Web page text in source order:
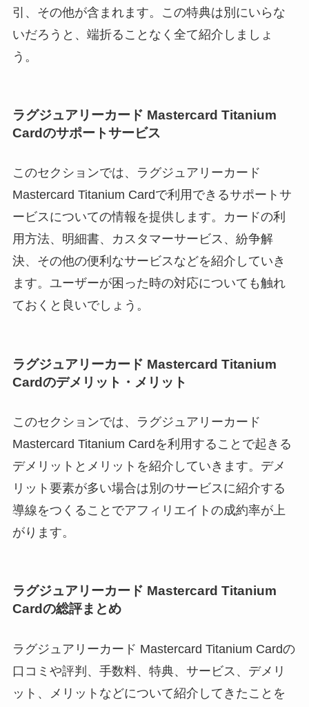
引、その他が含まれます。この特典は別にいらな
いだろうと、端折ることなく全て紹介しましょ
う。
ラグジュアリーカード Mastercard Titanium
Cardのサポートサービス
このセクションでは、ラグジュアリーカード
Mastercard Titanium Cardで利用できるサポートサ
ービスについての情報を提供します。カードの利
用方法、明細書、カスタマーサービス、紛争解
決、その他の便利なサービスなどを紹介していき
ます。ユーザーが困った時の対応についても触れ
ておくと良いでしょう。
ラグジュアリーカード Mastercard Titanium
Cardのデメリット・メリット
このセクションでは、ラグジュアリーカード
Mastercard Titanium Cardを利用することで起きる
デメリットとメリットを紹介していきます。デメ
リット要素が多い場合は別のサービスに紹介する
導線をつくることでアフィリエイトの成約率が上
がります。
ラグジュアリーカード Mastercard Titanium
Cardの総評まとめ
ラグジュアリーカード Mastercard Titanium Cardの
口コミや評判、手数料、特典、サービス、デメリ
ット、メリットなどについて紹介してきたことを